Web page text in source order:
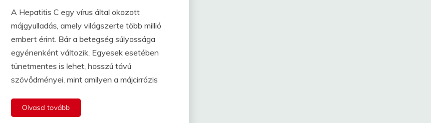
A Hepatitis C egy vírus által okozott
májgyulladás, amely világszerte több millió
embert érint. Bár a betegség súlyossága
egyénenként változik. Egyesek esetében
tünetmentes is lehet, hosszú távú
szövődményei, mint amilyen a májcirrózis
Olvasd tovább